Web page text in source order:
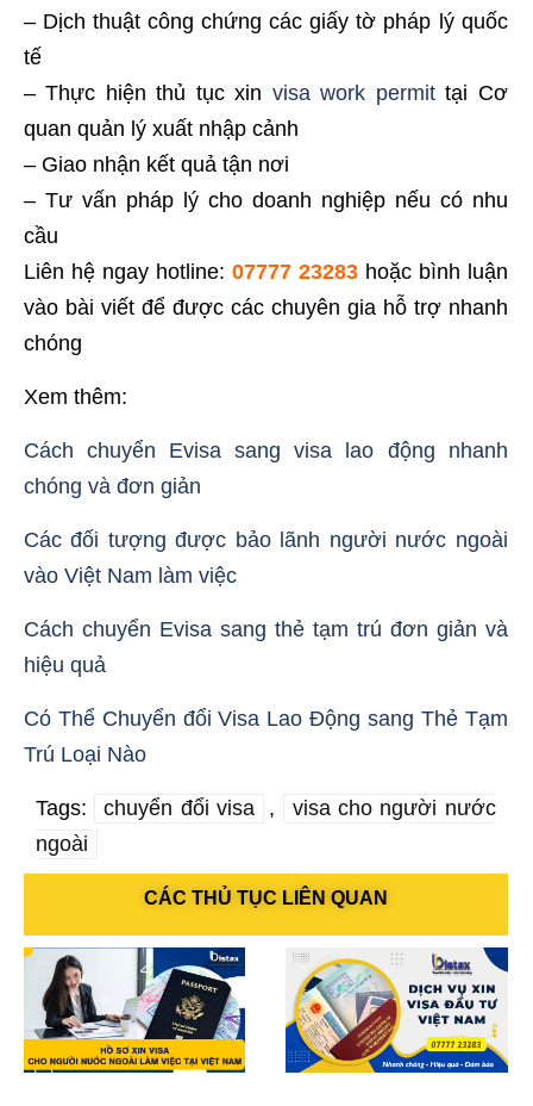
– Dịch thuật công chứng các giấy tờ pháp lý quốc
tế
– Thực hiện thủ tục xin visa work permittại Cơ
quan quản lý xuất nhập cảnh
– Giao nhận kết quả tận nơi
– Tư vấn pháp lý cho doanh nghiệp nếu có nhu
cầu
Liên hệ ngay hotline: 07777 23283 hoặc bình luận
vào bài viết để được các chuyên gia hỗ trợ nhanh
chóng
Xem thêm:
Cách chuyển Evisa sang visa lao động nhanh
chóng và đơn giản
Các đối tượng được bảo lãnh người nước ngoài
vào Việt Nam làm việc
Cách chuyển Evisa sang thẻ tạm trú đơn giản và
hiệu quả
Có Thể Chuyển đổi Visa Lao Động sang Thẻ Tạm
Trú Loại Nào
Tags: chuyển đổi visa ,
visa cho người nước
ngoài
CÁC THỦ TỤC LIÊN QUAN